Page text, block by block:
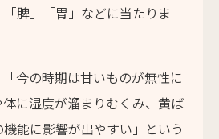
「脾」「胃」などに当たりま
今の時期は甘いものが無性に
に湿度が溜まりむくみ、黄ば
能に影響が出やすい」という